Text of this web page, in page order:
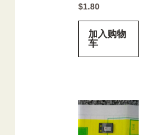
$1.80
加入购物
车